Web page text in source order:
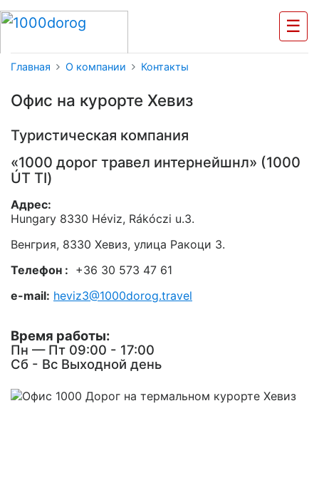
☰
Главная О компании Контакты
Офис на курорте Хевиз
Туристическая компания
«1000 дорог травел интернейшнл» (1000
ÚT TI)
Адрес:
Hungary 8330 Héviz, Rákóczi u.3.
Венгрия, 8330 Хевиз, улица Ракоци 3.
Телефон : +36 30 573 47 61
e-mail: heviz3@1000dorog.travel
Время работы:
Пн — Пт 09:00 - 17:00
Сб - Вс Выходной день